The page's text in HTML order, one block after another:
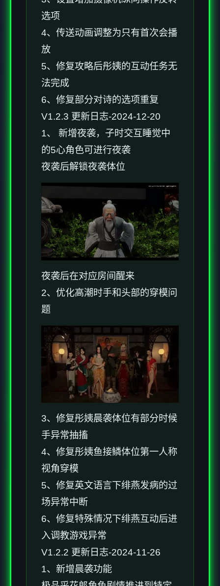
选项
4、传送动画调整为只有首次会播
放
5、修复攻略后彤姨的互动任务无
法完成
6、修复部分对诗的选项重复
V1.2.3 更新日志-2024-12-20
1、 新增夜袭，子时交互睡觉中
的5心角色可进行夜袭
夜袭后解锁夜袭体位
夜袭后在对应房间醒来
2、优化高潮时手和头部的穿模问
题
3、修复彤姨晨袭体位有部分时候
手异常抽搐
4、修复彤姨鱼接鳞体位第一人称
视角穿模
5、修复英文语言下绯燕发病的过
场异常中断
6、修复特殊情况下绯燕互动后进
入调教游戏异常
V1.2.2 更新日志-2024-11-26
1、新增晨袭功能